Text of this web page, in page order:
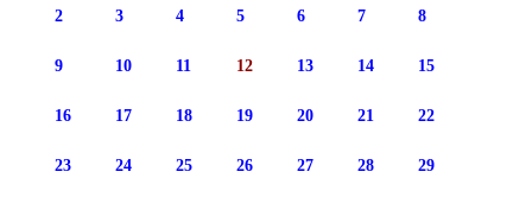
2 3 4 5 6 7 8
9 10 11 12 13 14 15
16 17 18 19 20 21 22
23 24 25 26 27 28 29